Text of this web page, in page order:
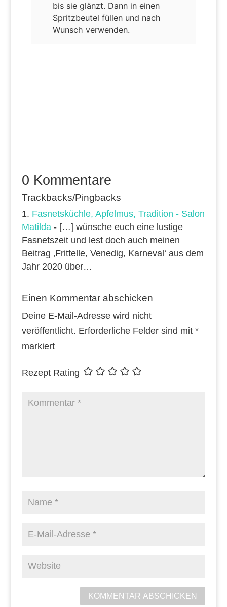
bis sie glänzt. Dann in einen
Spritzbeutel füllen und nach
Wunsch verwenden.
0 Kommentare
Trackbacks/Pingbacks
Fasnetsküchle, Apfelmus, Tradition - Salon
Matilda- […] wünsche euch eine lustige
Fasnetszeit und lest doch auch meinen
Beitrag ‚Frittelle, Venedig, Karneval‘ aus dem
Jahr 2020 über…
Einen Kommentar abschicken
Deine E-Mail-Adresse wird nicht
veröffentlicht. Erforderliche Felder sind mit *
markiert
Rezept Rating
KOMMENTAR ABSCHICKEN